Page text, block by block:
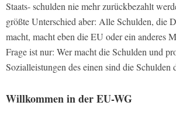
Staats- schulden nie mehr zurückbezahlt
größte Unterschied aber: Alle Schulden, die
macht, macht eben die EU oder ein anderes
Frage ist nur: Wer macht die Schulden und
Sozialleistungen des einen sind die Schulden
Willkommen in der EU-WG